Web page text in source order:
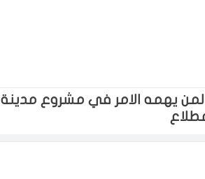
يهمه الامر في مشروع مدينة